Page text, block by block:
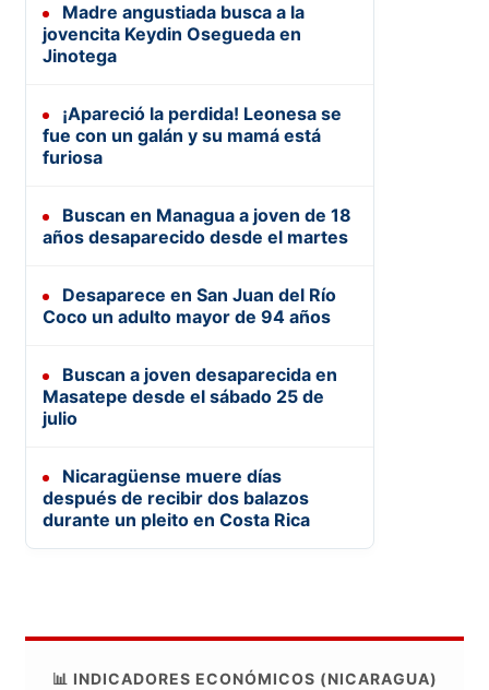
Madre angustiada busca a la
jovencita Keydin Osegueda en
Jinotega
¡Apareció la perdida! Leonesa se
fue con un galán y su mamá está
furiosa
Buscan en Managua a joven de 18
años desaparecido desde el martes
Desaparece en San Juan del Río
Coco un adulto mayor de 94 años
Buscan a joven desaparecida en
Masatepe desde el sábado 25 de
julio
Nicaragüense muere días
después de recibir dos balazos
durante un pleito en Costa Rica
📊 INDICADORES ECONÓMICOS (NICARAGUA)